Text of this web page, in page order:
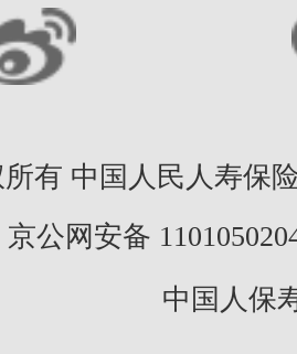
有 中国人民人寿保
京公网安备
中国人保